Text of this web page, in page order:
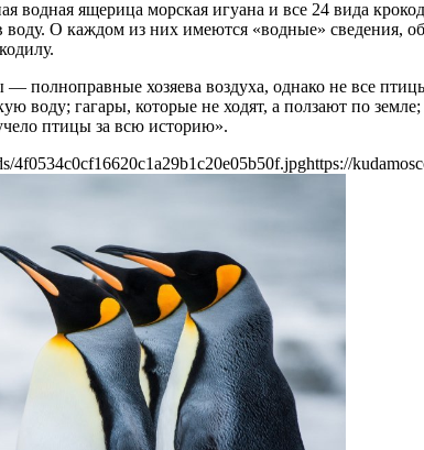
водная ящерица морская игуана и все 24 вида
О каждом из них имеются «водные» сведения,
полноправные хозяева воздуха, однако не все
воду; гагары, которые не ходят, а ползают по
птицы за всю историю».
4f0534c0cf16620c1a29b1c20e05b50f.jpghttps://